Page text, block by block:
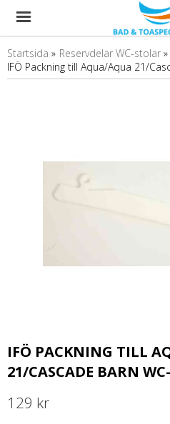
Startsida » Reservdelar WC-stolar »
IFÖ Packning till Aqua/Aqua 21/
IFÖ PACKNING TILL
21/CASCADE BARN
129 kr